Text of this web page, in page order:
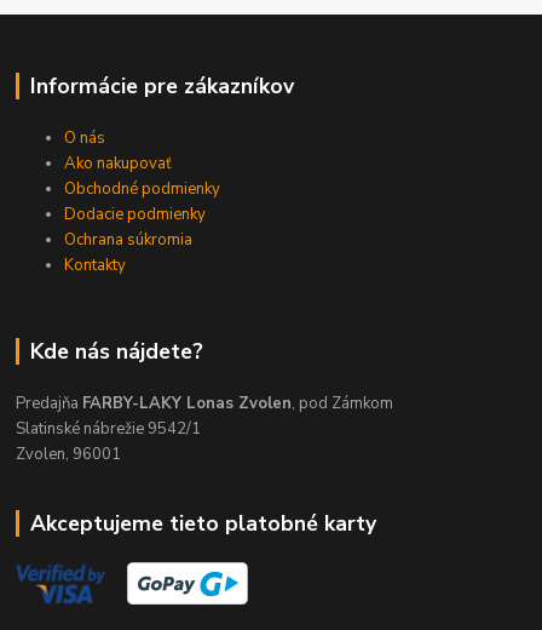
Informácie pre zákazníkov
O nás
Ako nakupovať
Obchodné podmienky
Dodacie podmienky
Ochrana súkromia
Kontakty
Kde nás nájdete?
Predajňa FARBY-LAKY Lonas Zvolen, pod Zámkom
Slatinské nábrežie 9542/1
Zvolen, 96001
Akceptujeme tieto platobné karty